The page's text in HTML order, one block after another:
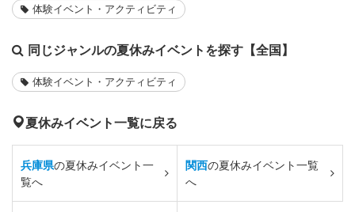
体験イベント・アクティビティ
同じジャンルの夏休みイベントを探す【全国】
体験イベント・アクティビティ
夏休みイベント一覧に戻る
兵庫県の夏休みイベント一
覧へ
関西の夏休みイベント一覧
へ